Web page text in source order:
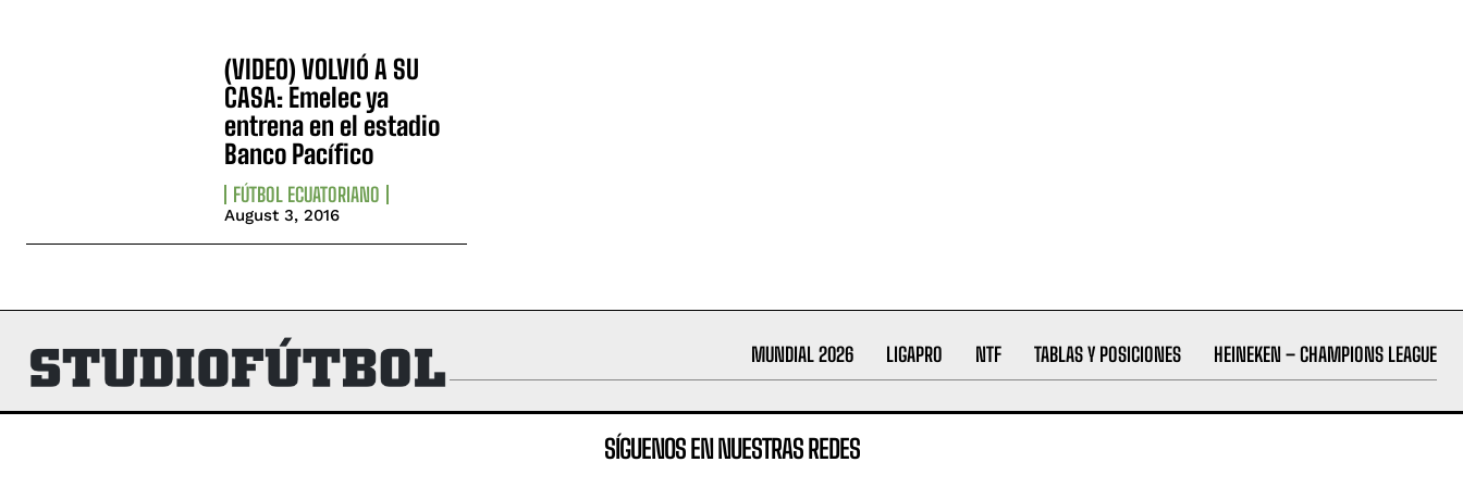
(VIDEO) VOLVIÓ A SU
CASA: Emelec ya
entrena en el estadio
Banco Pacífico
FÚTBOL ECUATORIANO
August 3, 2016
MUNDIAL 2026 LIGAPRO NTF TABLAS Y POSICIONES HEINEKEN – CHAMPIONS LEAGUE
SÍGUENOS EN NUESTRAS REDES